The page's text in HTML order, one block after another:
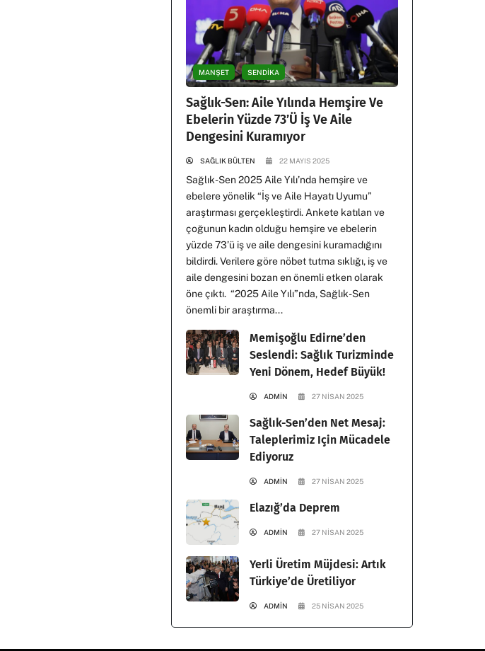
MANŞET SENDİKA
Sağlık-Sen: Aile Yılında Hemşire Ve
Ebelerin Yüzde 73’ü İş Ve Aile
Dengesini Kuramıyor
SAĞLIK BÜLTEN 22 MAYIS 2025
Sağlık-Sen 2025 Aile Yılı’nda hemşire ve
ebelere yönelik “İş ve Aile Hayatı Uyumu”
araştırması gerçekleştirdi. Ankete katılan ve
çoğunun kadın olduğu hemşire ve ebelerin
yüzde 73’ü iş ve aile dengesini kuramadığını
bildirdi. Verilere göre nöbet tutma sıklığı, iş ve
aile dengesini bozan en önemli etken olarak
öne çıktı. “2025 Aile Yılı”nda, Sağlık-Sen
önemli bir araştırma...
Memişoğlu Edirne’den
Seslendi: Sağlık Turizminde
Yeni Dönem, Hedef Büyük!
ADMIN 27 NISAN 2025
Sağlık-Sen’den Net Mesaj:
Taleplerimiz Için Mücadele
Ediyoruz
ADMIN 27 NISAN 2025
Elazığ’da Deprem
ADMIN 27 NISAN 2025
Yerli Üretim Müjdesi: Artık
Türkiye’de Üretiliyor
ADMIN 25 NISAN 2025